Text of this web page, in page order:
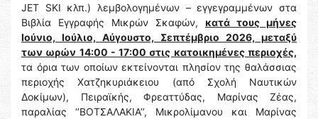
JET SKI κλπ.) λεμβολογημένων – εγγεγραμμένων στα
Βιβλία Εγγραφής Μικρών Σκαφών, κατά τους μήνες
Ιούνιο, Ιούλιο, Αύγουστο, Σεπτέμβριο 2026, μεταξύ
των ωρών 14:00 - 17:00 στις κατοικημένες περιοχές,
τα όρια των οποίων εκτείνονται πλησίον της θαλάσσιας
περιοχής Χατζηκυριάκειου (από Σχολή Ναυτικών
Δοκίμων), Πειραϊκής, Φρεαττύδας, Μαρίνας Ζέας,
παραλίας ‘’ΒΟΤΣΑΛΑΚΙΑ’’, Μικρολίμανου και Μαρίνας